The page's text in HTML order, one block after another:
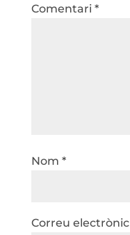
Comentari *
Nom *
Correu electrònic